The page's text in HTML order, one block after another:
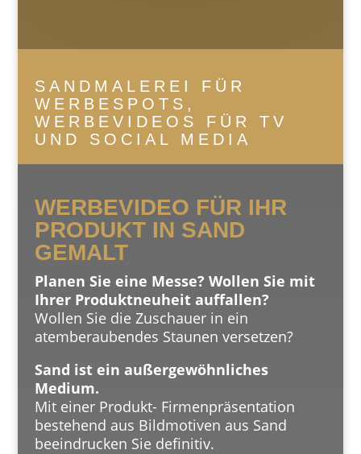
SANDMALEREI FÜR
WERBESPOTS,
WERBEVIDEOS FÜR TV
UND SOCIAL MEDIA
WERBEVIDEO FÜR IHR
PRODUKT IN SAND
GEMALT
Planen Sie eine Messe? Wollen Sie mit
Ihrer Produktneuheit auffallen?
Wollen Sie die Zuschauer in ein
atemberaubendes Staunen versetzen?
Sand ist ein außergewöhnliches
Medium.
Mit einer Produkt- Firmenpräsentation
bestehend aus Bildmotiven aus Sand
beeindrucken Sie definitiv.